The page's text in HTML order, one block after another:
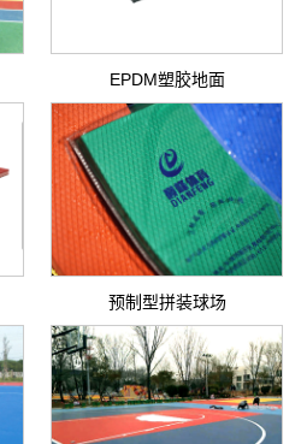
EPDM塑胶地面
预制型拼装球场